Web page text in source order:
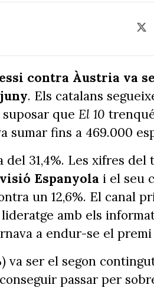
contra Àustria va
. Els catalans
que El 10
fins a 469.000
del 31,4%. Les xifres
Espanyola i el seu
un 12,6%. El canal
amb els
a endur-se el
va ser el segon
passar per